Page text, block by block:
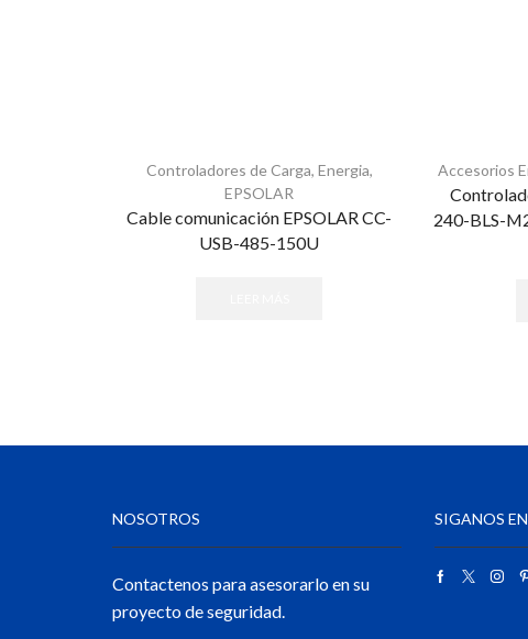
Controladores de Carga, Energia,
EPSOLAR
Cable comunicación EPSOLAR CC-
USB-485-150U
Accesorios
240-BLS-
NOSOTROS
Contactenos para asesorarlo en su
proyecto de seguridad.
SIGANOS EN